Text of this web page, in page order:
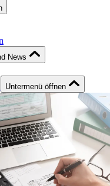
News
Untermenü öffnen